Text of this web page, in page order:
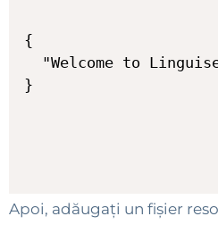
{
"Welcome to
Apoi, adăugați un fișier